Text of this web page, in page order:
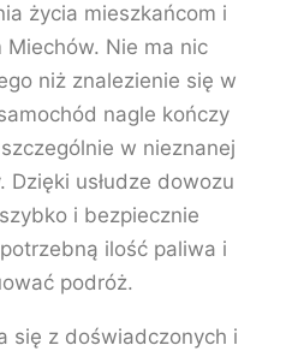
życia mieszkańcom i
Nie ma nic
niż znalezienie się w
nagle kończy
w nieznanej
Dzięki usłudze dowozu
i bezpiecznie
ilość paliwa i
podróż.
się z doświadczonych i